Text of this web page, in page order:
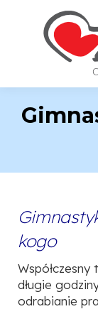
kogo
długie
odrabianie